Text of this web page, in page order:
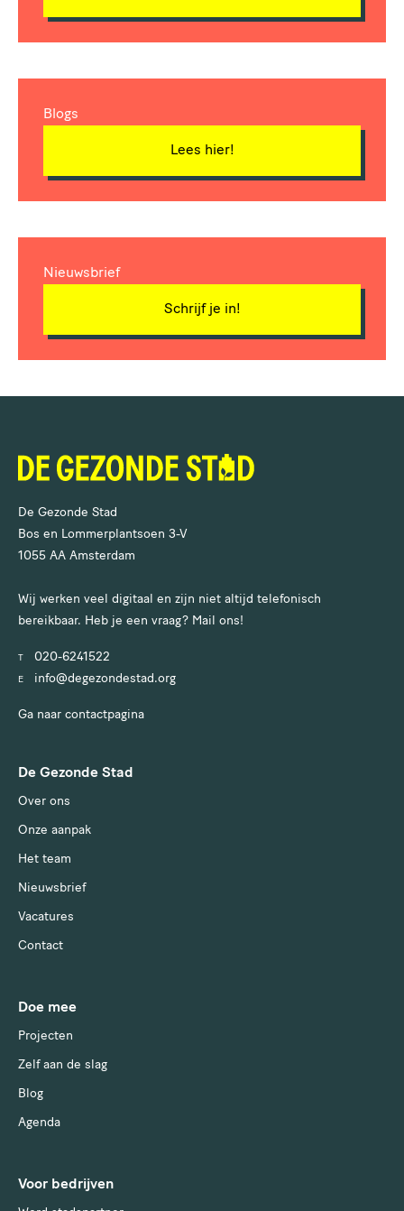
Blogs
Lees hier!
Nieuwsbrief
Schrijf je in!
De Gezonde Stad
Bos en Lommerplantsoen 3-V
1055 AA Amsterdam
Wij werken veel digitaal en zijn niet altijd telefonisch
bereikbaar. Heb je een vraag? Mail ons!
T 020-6241522
E info@degezondestad.org
Ga naar contactpagina
De Gezonde Stad
Over ons
Onze aanpak
Het team
Nieuwsbrief
Vacatures
Contact
Doe mee
Projecten
Zelf aan de slag
Blog
Agenda
Voor bedrijven